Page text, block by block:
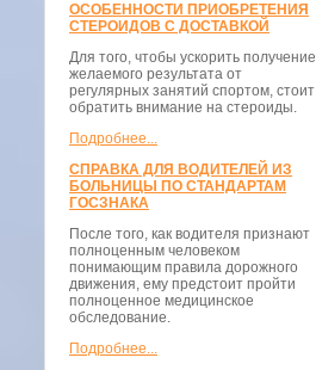
ОСОБЕННОСТИ ПРИОБРЕТЕНИЯ
СТЕРОИДОВ С ДОСТАВКОЙ
Для того, чтобы ускорить получение
желаемого результата от
регулярных занятий спортом, стоит
обратить внимание на стероиды.
Подробнее...
СПРАВКА ДЛЯ ВОДИТЕЛЕЙ ИЗ
БОЛЬНИЦЫ ПО СТАНДАРТАМ
ГОСЗНАКА
После того, как водителя признают
полноценным человеком
понимающим правила дорожного
движения, ему предстоит пройти
полноценное медицинское
обследование.
Подробнее...